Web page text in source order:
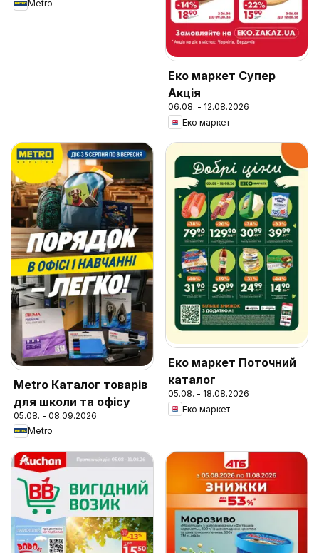
Metro
Еко маркет Супер
Акція
06.08. - 12.08.2026
Еко маркет
Metro Каталог товарів
для школи та офісу
05.08. - 08.09.2026
Metro
Еко маркет Поточний
каталог
05.08. - 18.08.2026
Еко маркет